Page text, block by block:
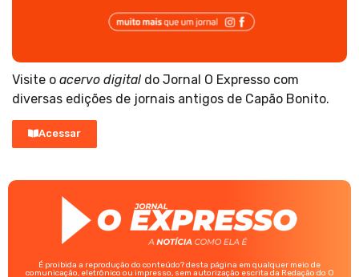
Visite o acervo digital do Jornal O Expresso com
diversas edições de jornais antigos de Capão Bonito.
Acessar
É proibida a reprodução do conteúdo? desta página em qualquer meio de
comunicação, eletrônico ou impresso, sem autorização escrita da Redação do O